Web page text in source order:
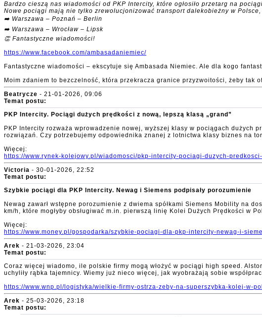
Bardzo cieszą nas wiadomości od PKP Intercity, które ogłosiło przetarg na
Nowe pociągi mają nie tylko zrewolucjonizować transport dalekobieżny w
➡️ Warszawa – Poznań – Berlin
➡️ Warszawa – Wrocław – Lipsk
👏 Fantastyczne wiadomości!
https://www.facebook.com/ambasadaniemiec/
Fantastyczne wiadomości – ekscytuje się Ambasada Niemiec. Ale dla kogo
Moim zdaniem to bezczelność, która przekracza granice przyzwoitości, żeby tak
Beatrycze - 21-01-2026, 09:06
Temat postu:
PKP Intercity. Pociągi dużych prędkości z nową, lepszą klasą „grand”
PKP Intercity rozważa wprowadzenie nowej, wyższej klasy w pociągach dużych
rozwiązań. Czy potrzebujemy odpowiednika znanej z lotnictwa klasy biznes na
Więcej:
https://www.rynek-kolejowy.pl/wiadomosci/pkp-intercity-pociagi-duzych-
Victoria - 30-01-2026, 22:52
Temat postu:
Szybkie pociągi dla PKP Intercity. Newag i Siemens podpisały porozumienie
Newag zawarł wstępne porozumienie z dwiema spółkami Siemens Mobility na
km/h, które mogłyby obsługiwać m.in. pierwszą linię Kolei Dużych Prędkości w
Więcej:
https://www.money.pl/gospodarka/szybkie-pociagi-dla-pkp-intercity-newag-i-
Arek - 21-03-2026, 23:04
Temat postu:
Coraz więcej wiadomo, ile polskie firmy mogą włożyć w pociągi high speed.
uchyliły rąbka tajemnicy. Wiemy już nieco więcej, jak wyobrażają sobie
https://www.wnp.pl/logistyka/wielkie-firmy-ostrza-zeby-na-superszybka-kolej-w-
Arek - 25-03-2026, 23:18
Temat postu: